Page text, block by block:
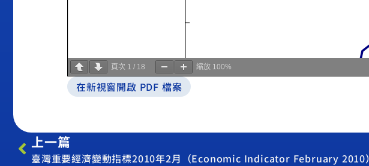
頁次 1 / 18 縮放 100%
在新視窗開啟 PDF 檔案
上一篇
臺灣重要經濟變動指標2010年2月（Economic Indicator February 2010）